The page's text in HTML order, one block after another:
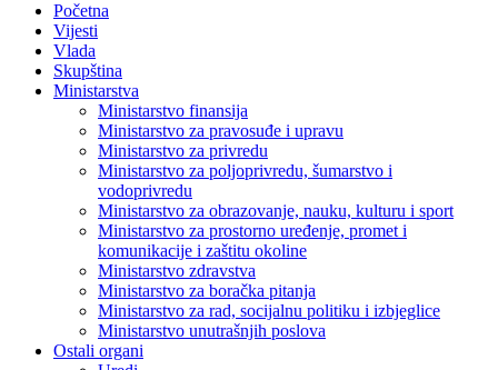
Početna
Vijesti
Vlada
Skupština
Ministarstva
Ministarstvo finansija
Ministarstvo za pravosuđe i upravu
Ministarstvo za privredu
Ministarstvo za poljoprivredu, šumarstvo i
vodoprivredu
Ministarstvo za obrazovanje, nauku, kulturu i sport
Ministarstvo za prostorno uređenje, promet i
komunikacije i zaštitu okoline
Ministarstvo zdravstva
Ministarstvo za boračka pitanja
Ministarstvo za rad, socijalnu politiku i izbjeglice
Ministarstvo unutrašnjih poslova
Ostali organi